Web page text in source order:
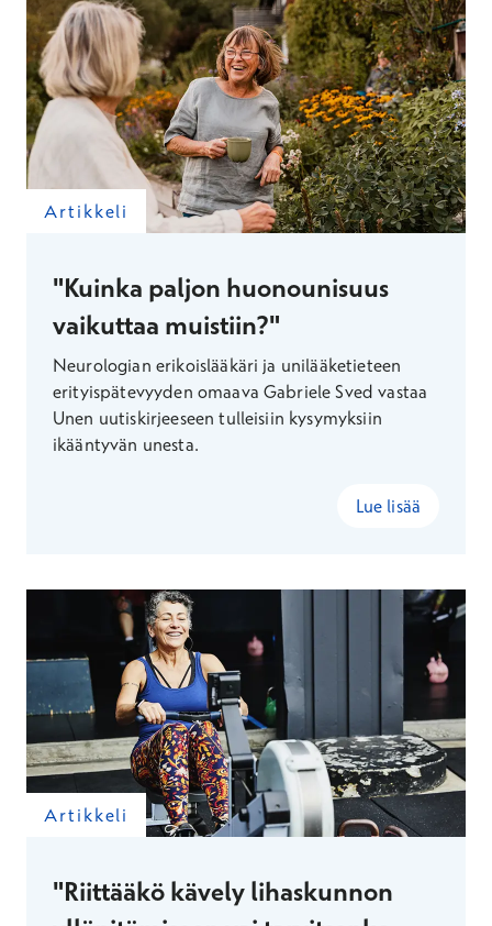
Artikkeli
"Kuinka paljon huonounisuus
vaikuttaa muistiin?"
Neurologian erikoislääkäri ja unilääketieteen
erityispätevyyden omaava Gabriele Sved vastaa
Unen uutiskirjeeseen tulleisiin kysymyksiin
ikääntyvän unesta.
Lue lisää
Artikkeli
"Riittääkö kävely lihaskunnon